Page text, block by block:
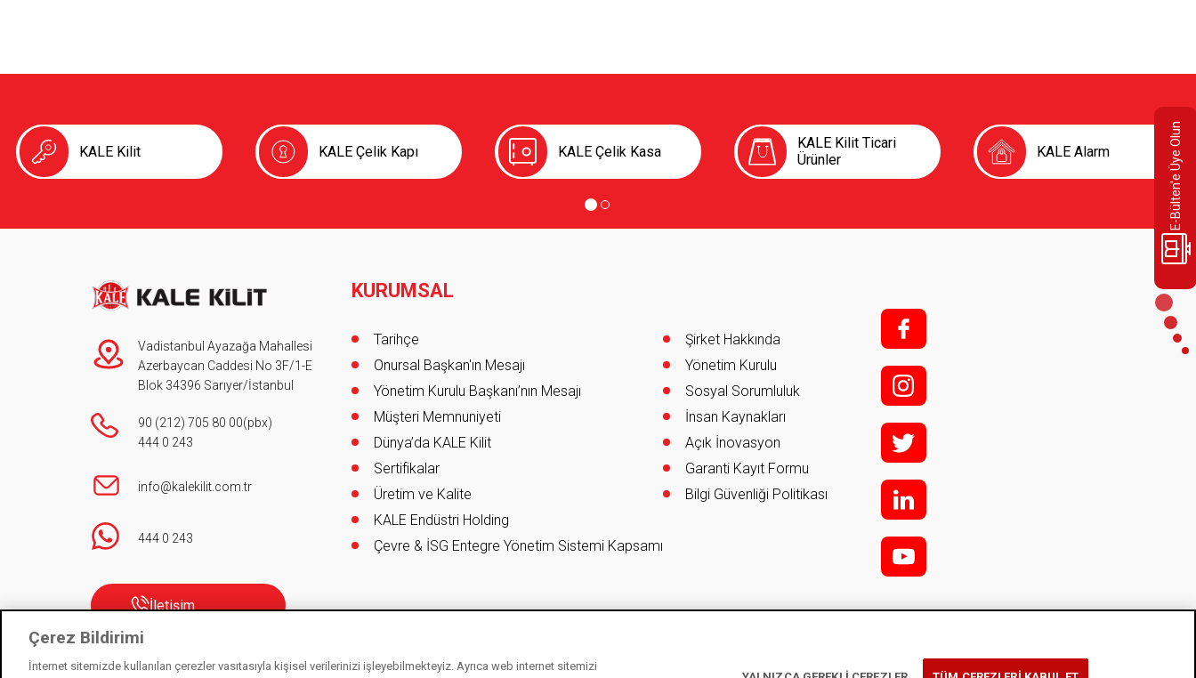
E-Bülten'e Üye Olun
KALE Kilit KALE Çelik Kapı KALE Çelik Kasa
KALE Kilit Ticari
Ürünler
KALE Alarm
Vadistanbul Ayazağa Mahallesi
Azerbaycan Caddesi No 3F/1-E
Blok 34396 Sarıyer/İstanbul
90 (212) 705 80 00(pbx)
444 0 243
info@kalekilit.com.tr
444 0 243
İletişim
Footer
KURUMSAL
Tarihçe
Onursal Başkan'ın Mesajı
Yönetim Kurulu Başkanı’nın Mesajı
Müşteri Memnuniyeti
Dünya’da KALE Kilit
Sertifikalar
Üretim ve Kalite
KALE Endüstri Holding
Çevre & İSG Entegre Yönetim Sistemi Kapsamı
Şirket Hakkında
Yönetim Kurulu
Sosyal Sorumluluk
İnsan Kaynakları
Açık İnovasyon
Garanti Kayıt Formu
Bilgi Güvenliği Politikası
f;
i;
t
l
y
Çerez Bildirimi
İnternet sitemizde kullanılan çerezler vasıtasıyla kişisel verilerinizi işleyebilmekteyiz. Ayrıca web internet sitemizi